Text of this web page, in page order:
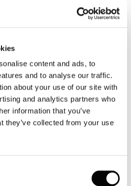
content and ads, to
and to analyse our traffic.
about your use of our site with
and analytics partners who
information that you’ve
they’ve collected from your use
delle cure termali siglato a
(15 milioni nel triennio 2016-
europei, dal credito agli standard di
“IL FUTURO DELL’ALBERGO
al turismo e concessioni minerarie”,
Associazione Italiana
Veneto e Confindustria
febbraio, alle ore 10.45 nella Sala
(Largo Guglielmo Marconi, 16).
Ruggiero presidente Sezione
Padova. Su terme e sanità, dal
Gianni Gottardo consigliere
Padova e presidente Consorzio Veneto